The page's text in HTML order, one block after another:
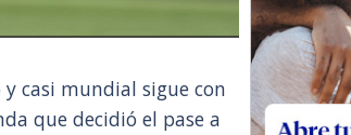
casi mundial sigue con
que decidió el pase a